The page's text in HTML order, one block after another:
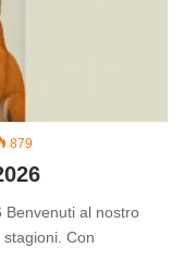
879
al nostro
Con